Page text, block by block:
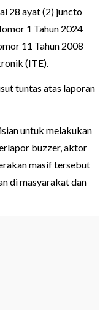
28 ayat (2) juncto
1 Tahun 2024
11 Tahun 2008
(ITE).
tuntas atas laporan
untuk melakukan
buzzer, aktor
masif tersebut
di masyarakat dan